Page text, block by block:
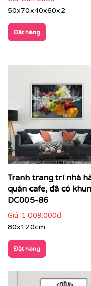
Printek thi
Quý khách có nhu cầu:
⇨Tìm mẫu tranhđẹp
⇨ Tư vấn in tranh
⇨In tranh dán tường
Quý khách vui lòng
vấn hoặc SĐT037
mẫu theo yêu cầu
Tư vấn thi công &
50x70x40x60x2
Đặt hàng
Tranh trang trí nhà
quán cafe, đã có
DC005-86
Giá: 1.009.000đ
80x120cm
Đặt hàng